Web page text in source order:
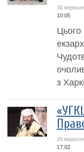
30
10:05
Цього
з
29
17:02